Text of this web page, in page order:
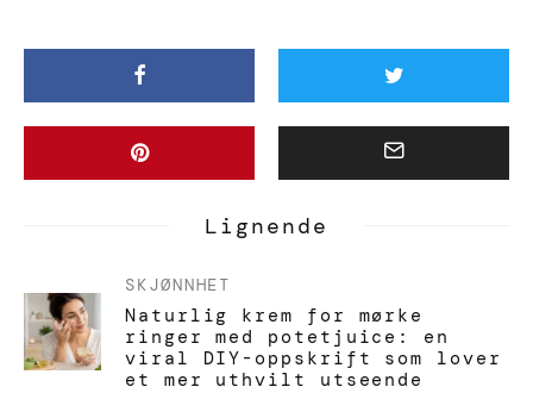
Lignende
SKJØNNHET
Naturlig krem for mørke
ringer med potetjuice: en
viral DIY-oppskrift som lover
et mer uthvilt utseende